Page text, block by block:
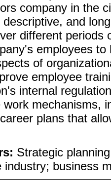
company in the
descriptive, and
different periods
employees
of
employee
internal
work mechanisms,
plans that
Strategic
industry; business